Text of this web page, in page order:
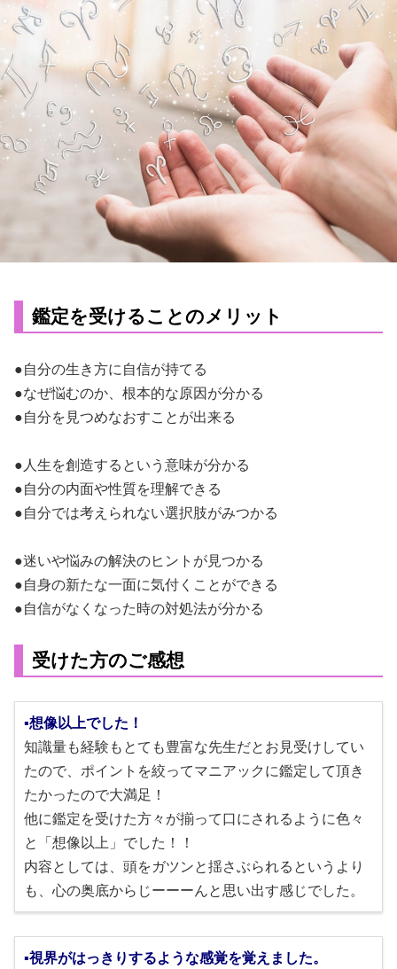
鑑定を受けることのメリット
●自分の生き方に自信が持てる
●なぜ悩むのか、根本的な原因が分かる
●自分を見つめなおすことが出来る
●人生を創造するという意味が分かる
●自分の内面や性質を理解できる
●自分では考えられない選択肢がみつかる
●迷いや悩みの解決のヒントが見つかる
●自身の新たな一面に気付くことができる
●自信がなくなった時の対処法が分かる
受けた方のご感想
▪想像以上でした！
知識量も経験もとても豊富な先生だとお見受けしてい
たので、ポイントを絞ってマニアックに鑑定して頂き
たかったので大満足！
他に鑑定を受けた方々が揃って口にされるように色々
と「想像以上」でした！！
内容としては、頭をガツンと揺さぶられるというより
も、心の奥底からじーーーんと思い出す感じでした。
▪視界がはっきりするような感覚を覚えました。